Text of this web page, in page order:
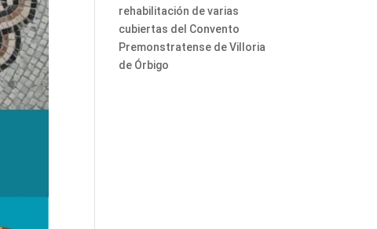
rehabilitación de varias
cubiertas del Convento
Premonstratense de Villoria
de Órbigo